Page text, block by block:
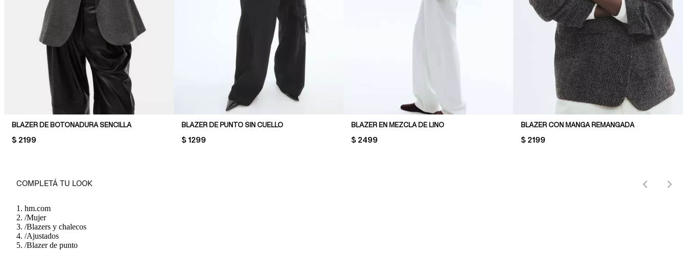
BLAZER DE BOTONADURA SENCILLA
PRICE:
$ 2199
BLAZER DE PUNTO SIN CUELLO
PRICE:
$ 1299
BLAZER EN MEZCLA DE LINO
PRICE:
$ 2499
BLAZER CON MANGA REMANGADA
PRICE:
$ 2199
COMPLETÁ TU LOOK
hm.com
/Mujer
/Blazers y chalecos
/Ajustados
/Blazer de punto